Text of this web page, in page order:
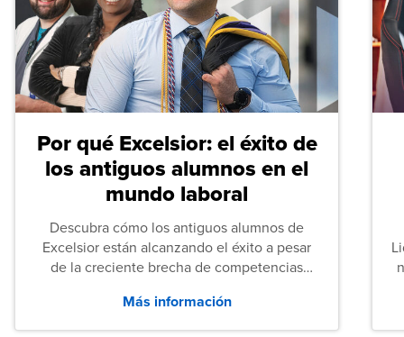
Por qué Excelsior: el éxito de
los antiguos alumnos en el
mundo laboral
Descubra cómo los antiguos alumnos de
Excelsior están alcanzando el éxito a pesar
de la creciente brecha de competencias
tanto las empresas como los recién
graduados en todo Estados Unidos.
Más información